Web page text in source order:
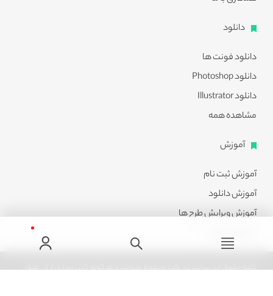
دانلود
دانلود فونت ها
دانلود Photoshop
دانلود Illustrator
مشاهده همه
آموزش
آموزش ثبت نام
آموزش دانلود
آموزش ویرایش طرح ها
مشاهده همه
کلیه حقوق این سایت نزد پالت محفوظ میباشد و هرگونه کپی برداری از آن طبق